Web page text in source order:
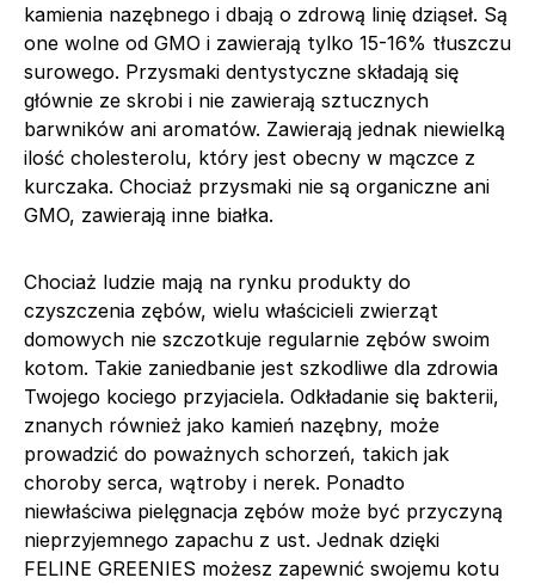
kamienia nazębnego i dbają o zdrową linię dziąseł. Są
one wolne od GMO i zawierają tylko 15-16% tłuszczu
surowego. Przysmaki dentystyczne składają się
głównie ze skrobi i nie zawierają sztucznych
barwników ani aromatów. Zawierają jednak niewielką
ilość cholesterolu, który jest obecny w mączce z
kurczaka. Chociaż przysmaki nie są organiczne ani
GMO, zawierają inne białka.
Chociaż ludzie mają na rynku produkty do
czyszczenia zębów, wielu właścicieli zwierząt
domowych nie szczotkuje regularnie zębów swoim
kotom. Takie zaniedbanie jest szkodliwe dla zdrowia
Twojego kociego przyjaciela. Odkładanie się bakterii,
znanych również jako kamień nazębny, może
prowadzić do poważnych schorzeń, takich jak
choroby serca, wątroby i nerek. Ponadto
niewłaściwa pielęgnacja zębów może być przyczyną
nieprzyjemnego zapachu z ust. Jednak dzięki
FELINE GREENIES możesz zapewnić swojemu kotu